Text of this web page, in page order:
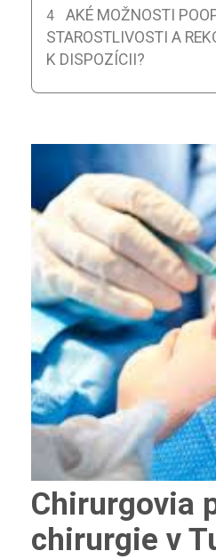
AKÉ MOŽNOSTI
STAROSTLIVOSTI A
K DISPOZÍCII?
Chirurgovia
chirurgie v